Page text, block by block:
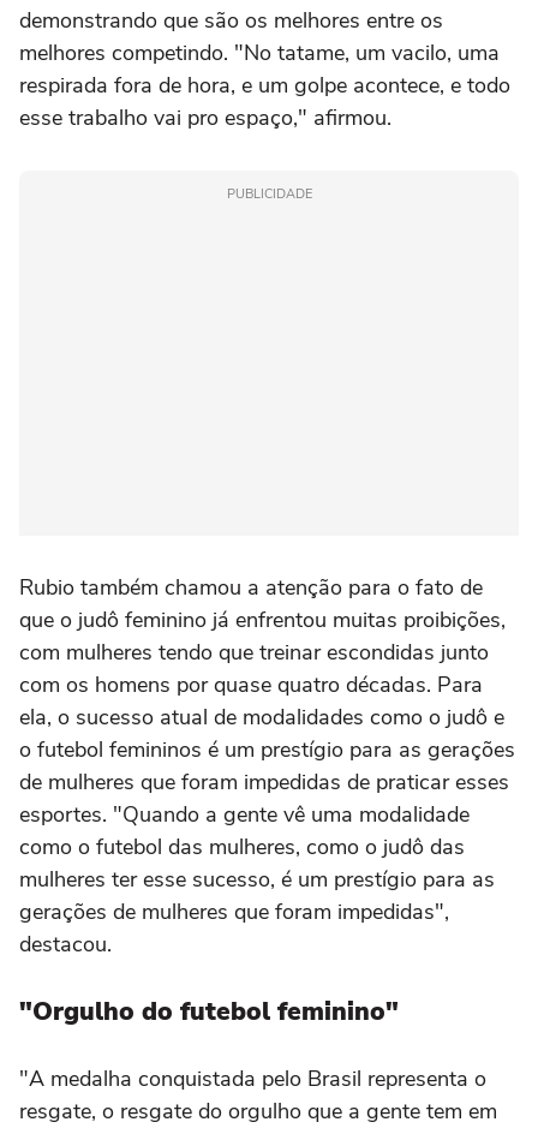
demonstrando que são os melhores entre os
melhores competindo. "No tatame, um vacilo, uma
respirada fora de hora, e um golpe acontece, e todo
esse trabalho vai pro espaço," afirmou.
PUBLICIDADE
Rubio também chamou a atenção para o fato de
que o judô feminino já enfrentou muitas proibições,
com mulheres tendo que treinar escondidas junto
com os homens por quase quatro décadas. Para
ela, o sucesso atual de modalidades como o judô e
o futebol femininos é um prestígio para as gerações
de mulheres que foram impedidas de praticar esses
esportes. "Quando a gente vê uma modalidade
como o futebol das mulheres, como o judô das
mulheres ter esse sucesso, é um prestígio para as
gerações de mulheres que foram impedidas",
destacou.
"Orgulho do futebol feminino"
"A medalha conquistada pelo Brasil representa o
resgate, o resgate do orgulho que a gente tem em